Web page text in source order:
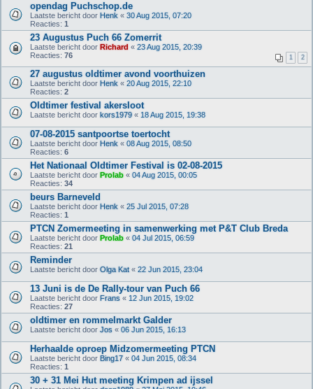
opendag Puchschop.de
Laatste bericht door Henk « 30 Aug 2015, 07:20
Reacties: 1
23 Augustus Puch 66 Zomerrit
Laatste bericht door Richard « 23 Aug 2015, 20:39
Reacties: 76 1 2
27 augustus oldtimer avond voorthuizen
Laatste bericht door Henk « 20 Aug 2015, 22:10
Reacties: 2
Oldtimer festival akersloot
Laatste bericht door kors1979 « 18 Aug 2015, 19:38
07-08-2015 santpoortse toertocht
Laatste bericht door Henk « 08 Aug 2015, 08:50
Reacties: 6
Het Nationaal Oldtimer Festival is 02-08-2015
Laatste bericht door Prolab « 04 Aug 2015, 00:05
Reacties: 34
beurs Barneveld
Laatste bericht door Henk « 25 Jul 2015, 07:28
Reacties: 1
PTCN Zomermeeting in samenwerking met P&T Club Breda
Laatste bericht door Prolab « 04 Jul 2015, 06:59
Reacties: 21
Reminder
Laatste bericht door Olga Kat « 22 Jun 2015, 23:04
13 Juni is de De Rally-tour van Puch 66
Laatste bericht door Frans « 12 Jun 2015, 19:02
Reacties: 27
oldtimer en rommelmarkt Galder
Laatste bericht door Jos « 06 Jun 2015, 16:13
Herhaalde oproep Midzomermeeting PTCN
Laatste bericht door Bing17 « 04 Jun 2015, 08:34
Reacties: 1
30 + 31 Mei Hut meeting Krimpen ad ijssel